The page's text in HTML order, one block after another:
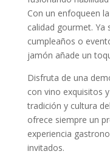
Con un enfoqueen
calidad gourmet. Ya
cumpleaños o
jamón añade un
Disfruta de una
con vino exquisitos
tradición y cultura
ofrece siempre un
experiencia
invitados.